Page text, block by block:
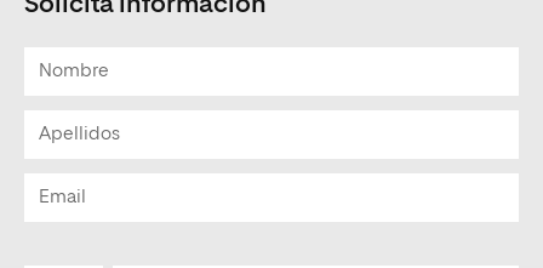
Solicita información